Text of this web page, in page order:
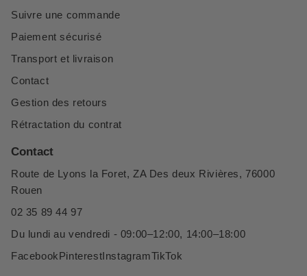
Suivre une commande
Paiement sécurisé
Transport et livraison
Contact
Gestion des retours
Rétractation du contrat
Contact
Route de Lyons la Foret, ZA Des deux Rivières, 76000
Rouen
02 35 89 44 97
Du lundi au vendredi - 09:00–12:00, 14:00–18:00
FacebookPinterestInstagramTikTok